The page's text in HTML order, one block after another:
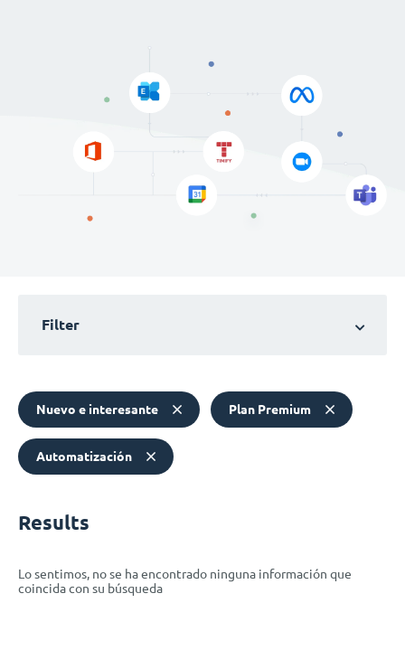
Filter
Nuevo e interesante Plan Premium
Automatización
Results
Lo sentimos, no se ha encontrado ninguna información que
coincida con su búsqueda